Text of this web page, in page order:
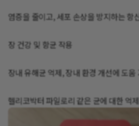
염증을 줄이고, 세포 손상을 방지하는 항
장 건강 및 항균 작용
장내 유해균 억제, 장내 환경 개선에 도움
헬리코박터 파일로리 같은 균에 대한 억